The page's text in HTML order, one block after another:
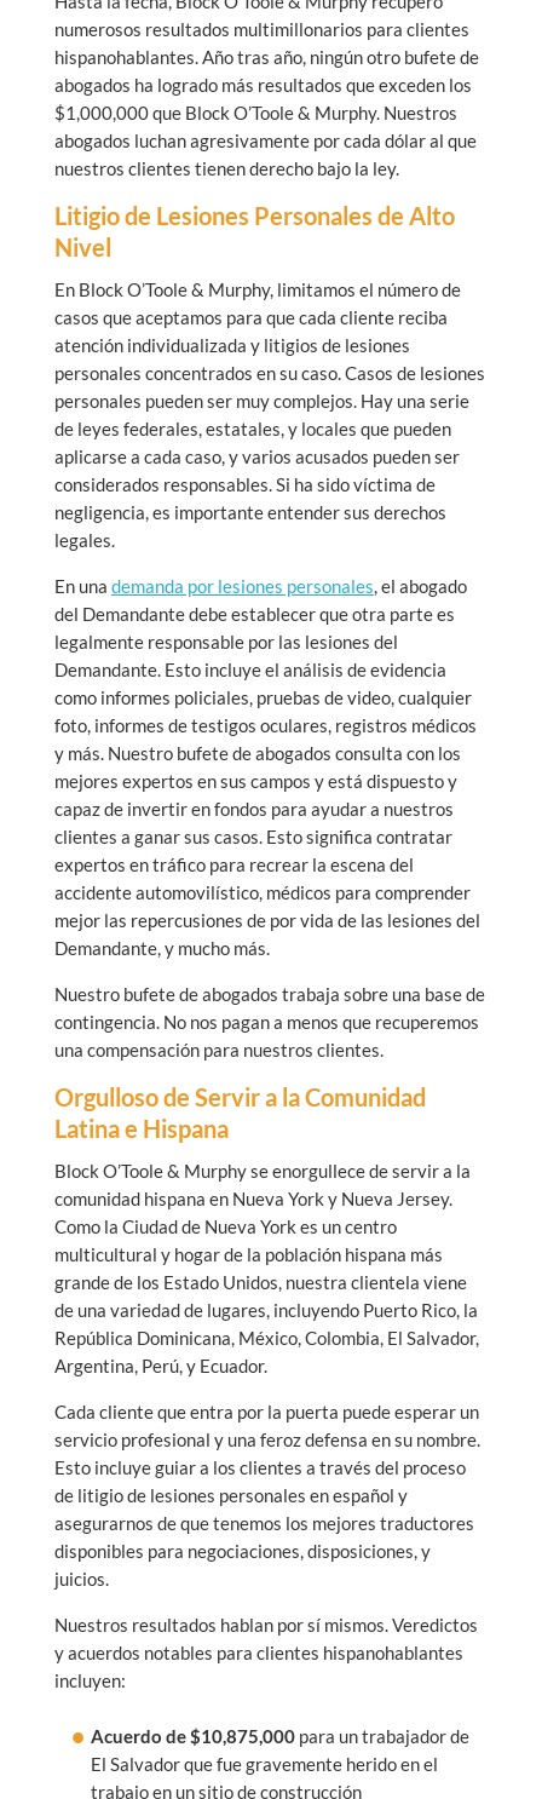
numerosos resultados multimillonarios para clientes
hispanohablantes. Año tras año, ningún otro bufete de
abogados ha logrado más resultados que exceden los
$1,000,000 que Block O’Toole & Murphy. Nuestros
abogados luchan agresivamente por cada dólar al que
nuestros clientes tienen derecho bajo la ley.
Litigio de Lesiones Personales de Alto
Nivel
En Block O’Toole & Murphy, limitamos el número de
casos que aceptamos para que cada cliente reciba
atención individualizada y litigios de lesiones
personales concentrados en su caso. Casos de lesiones
personales pueden ser muy complejos. Hay una serie
de leyes federales, estatales, y locales que pueden
aplicarse a cada caso, y varios acusados pueden ser
considerados responsables. Si ha sido víctima de
negligencia, es importante entender sus derechos
legales.
En una demanda por lesiones personales, el abogado
del Demandante debe establecer que otra parte es
legalmente responsable por las lesiones del
Demandante. Esto incluye el análisis de evidencia
como informes policiales, pruebas de video, cualquier
foto, informes de testigos oculares, registros médicos
y más. Nuestro bufete de abogados consulta con los
mejores expertos en sus campos y está dispuesto y
capaz de invertir en fondos para ayudar a nuestros
clientes a ganar sus casos. Esto significa contratar
expertos en tráfico para recrear la escena del
accidente automovilístico, médicos para comprender
mejor las repercusiones de por vida de las lesiones del
Demandante, y mucho más.
Nuestro bufete de abogados trabaja sobre una base de
contingencia. No nos pagan a menos que recuperemos
una compensación para nuestros clientes.
Orgulloso de Servir a la Comunidad
Latina e Hispana
Block O’Toole & Murphy se enorgullece de servir a la
comunidad hispana en Nueva York y Nueva Jersey.
Como la Ciudad de Nueva York es un centro
multicultural y hogar de la población hispana más
grande de los Estado Unidos, nuestra clientela viene
de una variedad de lugares, incluyendo Puerto Rico, la
República Dominicana, México, Colombia, El Salvador,
Argentina, Perú, y Ecuador.
Cada cliente que entra por la puerta puede esperar un
servicio profesional y una feroz defensa en su nombre.
Esto incluye guiar a los clientes a través del proceso
de litigio de lesiones personales en español y
asegurarnos de que tenemos los mejores traductores
disponibles para negociaciones, disposiciones, y
juicios.
Nuestros resultados hablan por sí mismos. Veredictos
y acuerdos notables para clientes hispanohablantes
incluyen:
Acuerdo de $10,875,000 para un trabajador de
El Salvador que fue gravemente herido en el
trabajo en un sitio de construcción